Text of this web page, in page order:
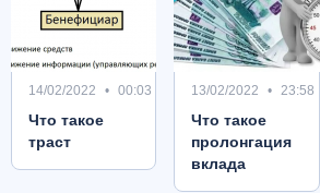
14/02/2022 00:03
Что такое
траст
13/02/2022 23:58
Что такое
пролонгация
вклада